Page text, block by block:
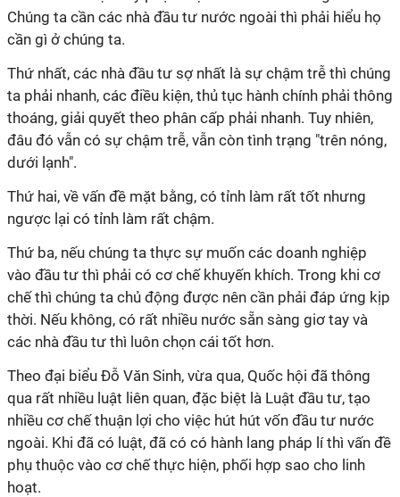
Chúng ta cần các nhà đầu tư nước ngoài thì phải hiểu họ
cần gì ở chúng ta.
Thứ nhất, các nhà đầu tư sợ nhất là sự chậm trễ thì chúng
ta phải nhanh, các điều kiện, thủ tục hành chính phải thông
thoáng, giải quyết theo phân cấp phải nhanh. Tuy nhiên,
đâu đó vẫn có sự chậm trễ, vẫn còn tình trạng "trên nóng,
dưới lạnh".
Thứ hai, về vấn đề mặt bằng, có tỉnh làm rất tốt nhưng
ngược lại có tỉnh làm rất chậm.
Thứ ba, nếu chúng ta thực sự muốn các doanh nghiệp
vào đầu tư thì phải có cơ chế khuyến khích. Trong khi cơ
chế thì chúng ta chủ động được nên cần phải đáp ứng kịp
thời. Nếu không, có rất nhiều nước sẵn sàng giơ tay và
các nhà đầu tư thì luôn chọn cái tốt hơn.
Theo đại biểu Đỗ Văn Sinh, vừa qua, Quốc hội đã thông
qua rất nhiều luật liên quan, đặc biệt là Luật đầu tư, tạo
nhiều cơ chế thuận lợi cho việc hút hút vốn đầu tư nước
ngoài. Khi đã có luật, đã có có hành lang pháp lí thì vấn đề
phụ thuộc vào cơ chế thực hiện, phối hợp sao cho linh
hoạt.